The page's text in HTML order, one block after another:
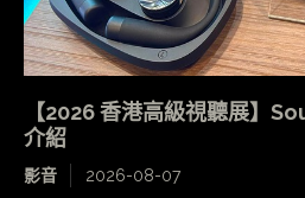
【2026 香港高級視聽展】
介紹
影音 2026-08-07